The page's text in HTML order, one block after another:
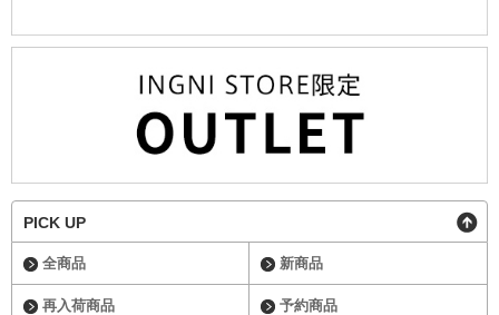
PICK UP
全商品 新商品
再入荷商品 予約商品